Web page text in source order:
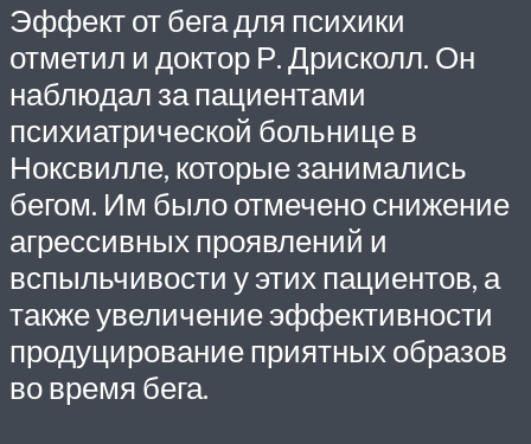
Эффект от бега для психики
отметил и доктор Р. Дрисколл. Он
наблюдал за пациентами
психиатрической больнице в
Ноксвилле, которые занимались
бегом. Им было отмечено снижение
агрессивных проявлений и
вспыльчивости у этих пациентов, а
также увеличение эффективности
продуцирование приятных образов
во время бега.